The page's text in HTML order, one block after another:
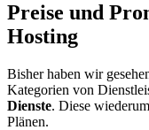
Preise und
Hosting
Bisher haben wir
Kategorien von
Dienste. Diese
Plänen.